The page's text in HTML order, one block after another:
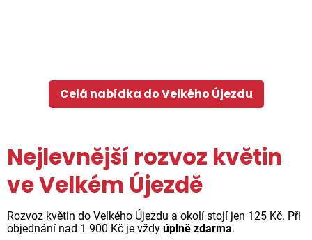
Celá nabídka do Velkého Újezdu
Nejlevnější rozvoz květin
ve Velkém Újezdě
Rozvoz květin do Velkého Újezdu a okolí stojí jen 125 Kč. Při
objednání nad 1 900 Kč je vždy úplně zdarma.